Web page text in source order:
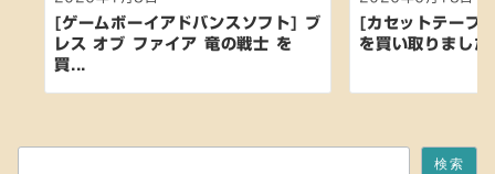
[ゲームボーイアドバンスソフト] ブ
レス オブ ファイア 竜の戦士 を
買...
[カセットテー
を買い取りました
検索